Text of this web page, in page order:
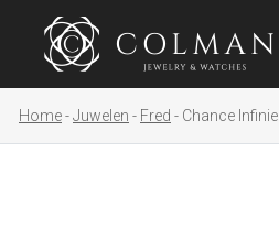
Home Juwelen Fred Chance Infinie